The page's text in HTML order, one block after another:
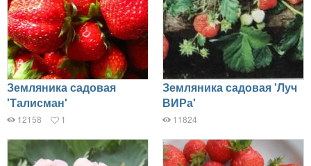
Земляника садовая
'Талисман'
12158 1
Земляника садовая 'Луч
ВИРа'
11824